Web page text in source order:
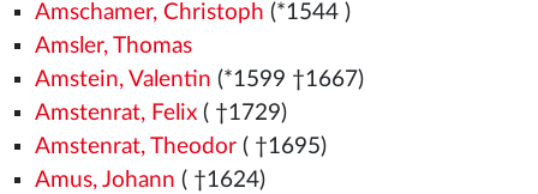
Amschamer, Christoph (*1544 )
Amsler, Thomas
Amstein, Valentin (*1599 †1667)
Amstenrat, Felix( †1729)
Amstenrat, Theodor( †1695)
Amus, Johann ( †1624)